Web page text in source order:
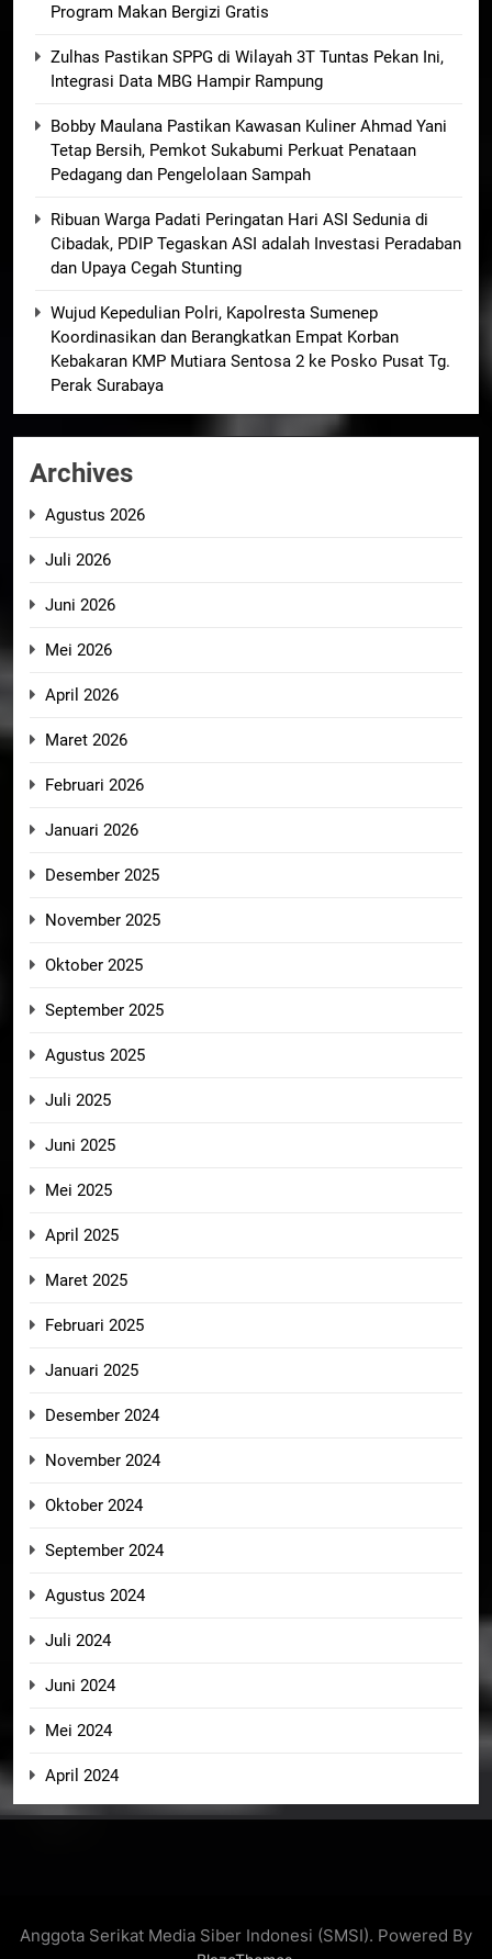
Program Makan Bergizi Gratis
Zulhas Pastikan SPPG di Wilayah 3T Tuntas Pekan Ini,
Integrasi Data MBG Hampir Rampung
Bobby Maulana Pastikan Kawasan Kuliner Ahmad Yani
Tetap Bersih, Pemkot Sukabumi Perkuat Penataan
Pedagang dan Pengelolaan Sampah
Ribuan Warga Padati Peringatan Hari ASI Sedunia di
Cibadak, PDIP Tegaskan ASI adalah Investasi Peradaban
dan Upaya Cegah Stunting
Wujud Kepedulian Polri, Kapolresta Sumenep
Koordinasikan dan Berangkatkan Empat Korban
Kebakaran KMP Mutiara Sentosa 2 ke Posko Pusat Tg.
Perak Surabaya
Archives
Agustus 2026
Juli 2026
Juni 2026
Mei 2026
April 2026
Maret 2026
Februari 2026
Januari 2026
Desember 2025
November 2025
Oktober 2025
September 2025
Agustus 2025
Juli 2025
Juni 2025
Mei 2025
April 2025
Maret 2025
Februari 2025
Januari 2025
Desember 2024
November 2024
Oktober 2024
September 2024
Agustus 2024
Juli 2024
Juni 2024
Mei 2024
April 2024
Anggota Serikat Media Siber Indonesi (SMSI). Powered By